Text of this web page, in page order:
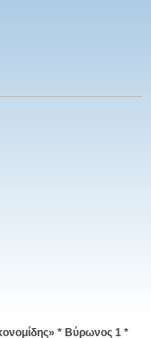
* Βύρωνος 1 *